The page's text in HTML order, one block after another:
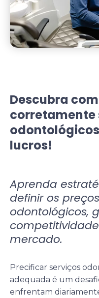
Descubra
corretamente
lucros!
Aprenda
definir os
odontológicos,
mercado.
Precificar serviços
adequada é um
enfrentam